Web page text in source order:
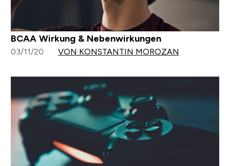
BCAA Wirkung & Nebenwirkungen
03/11/20 VON KONSTANTIN MOROZAN